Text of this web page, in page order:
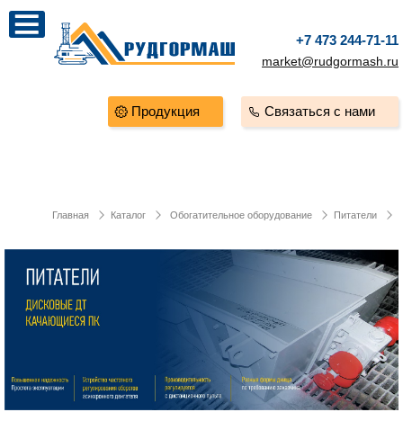
+7 473 244-71-11
market@rudgormash.ru
Связаться с нами
Продукция
Главная Каталог Обогатительное оборудование Питатели